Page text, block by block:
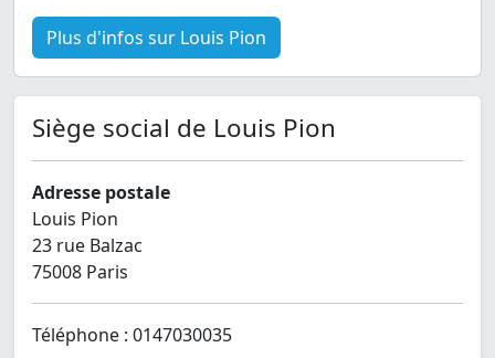
Plus d'infos sur Louis Pion
Siège social de Louis Pion
Adresse postale
Louis Pion
23 rue Balzac
75008 Paris
Téléphone : 0147030035